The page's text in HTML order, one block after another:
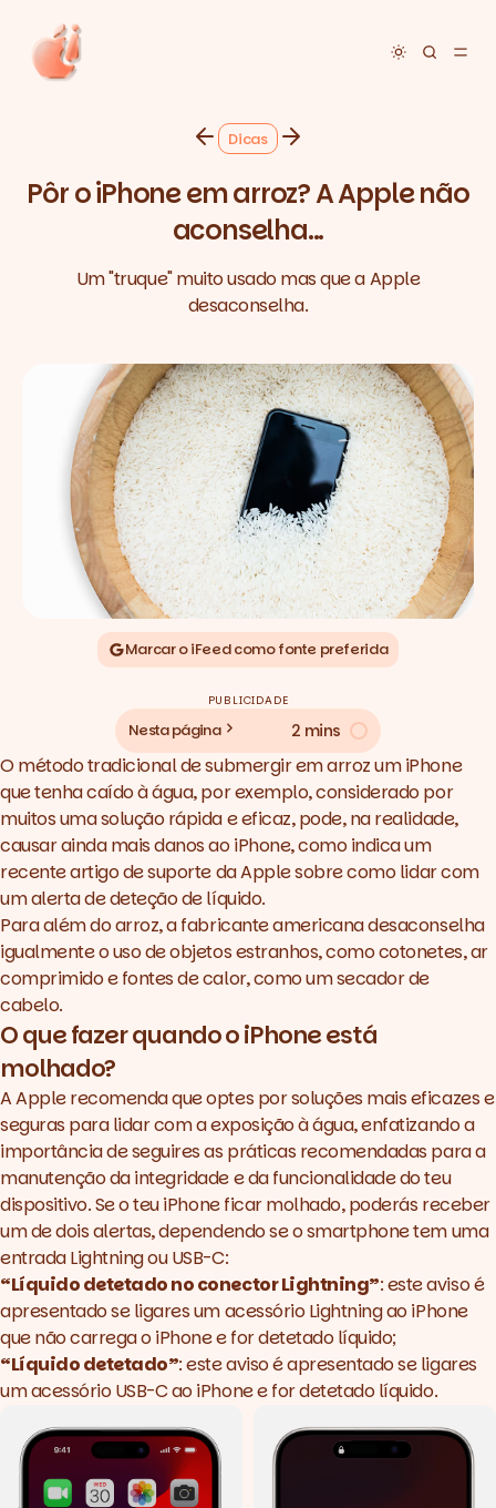
Toggle
Dicas
Pôr o iPhone em arroz? A Apple não
aconselha...
Um "truque" muito usado mas que a Apple
desaconselha.
Marcar o iFeed como fonte preferida
PUBLICIDADE
Nesta página 2 mins
O método tradicional de submergir em arroz um iPhone
que tenha caído à água, por exemplo, considerado por
muitos uma solução rápida e eficaz, pode, na realidade,
causar ainda mais danos ao iPhone, como indica um
recenteartigo de suporte da Applesobre como lidar com
um alerta de deteção de líquido.
Para além do arroz, a fabricante americana desaconselha
igualmente o uso de objetos estranhos, como cotonetes, ar
comprimido e fontes de calor, como um secador de
cabelo.
O que fazer quando o iPhone está
molhado?
A Apple recomenda que optes por soluções mais eficazes e
seguras para lidar com a exposição à água, enfatizando a
importância de seguires as práticas recomendadas para a
manutenção da integridade e da funcionalidade do teu
dispositivo. Se o teu iPhone ficar molhado, poderás receber
um de dois alertas, dependendo se osmartphonetem uma
entrada Lightning ou USB-C:
“Líquido detetado no conector Lightning”: este aviso é
apresentado se ligares um acessório Lightning ao iPhone
que não carrega o iPhone e for detetado líquido;
“Líquido detetado”: este aviso é apresentado se ligares
um acessório USB-C ao iPhone e for detetado líquido.